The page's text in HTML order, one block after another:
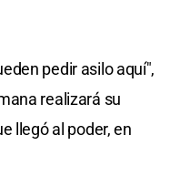
pedir asilo aquí",
realizará su
llegó al poder, en